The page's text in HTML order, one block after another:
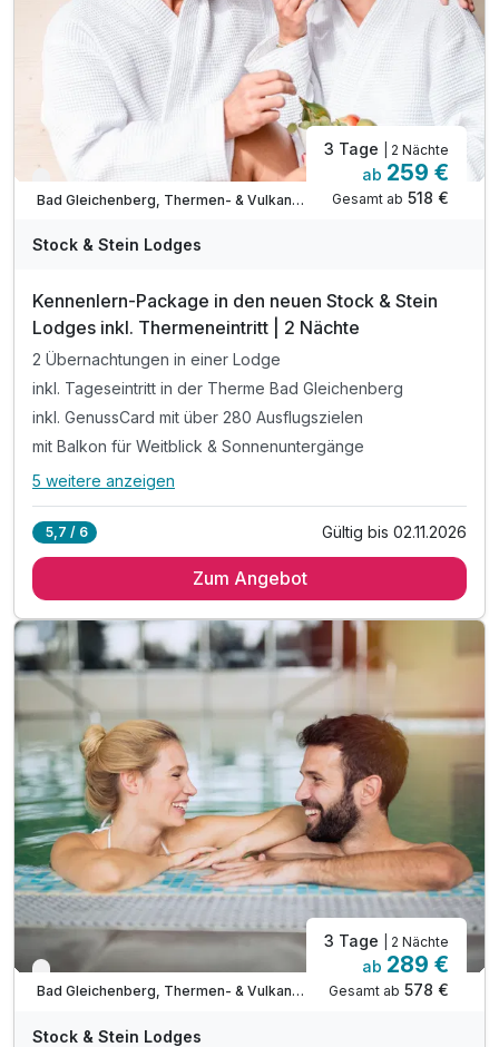
Nur noch bis Oktober
Bad Gleichenberg, Thermen- & Vulkanland Steiermark
3 Tage | 2 Nächte
ab 259 €
Gesamt ab 518 €
Stock & Stein Lodges
Kennenlern-Package in den neuen Stock & Stein
Lodges inkl. Thermeneintritt | 2 Nächte
2 Übernachtungen in einer Lodge
inkl. Tageseintritt in der Therme Bad Gleichenberg
inkl. GenussCard mit über 280 Ausflugszielen
mit Balkon für Weitblick & Sonnenuntergänge
Alle Inklusivleistungen
inkl. Tageseintritt in der Therme Bad Gleichenberg
mit Balkon für Weitblick & Sonnenuntergänge
inkl. Wald-Regendusche im Bad
inkl. Wohnbereich mit Sofa, Lesesessel, Esstisch
TIPP: Brothof Monschein Frühstücks-Platte
TIPP: Saziani Stubn Straden
TIPP: Einfach FiTZ in der Delikaterie
5 weitere anzeigen
5,7 / 6 Gültig bis 02.11.2026
Zum Angebot
Nur noch bis Oktober
Bad Gleichenberg, Thermen- & Vulkanland Steiermark
3 Tage | 2 Nächte
ab 289 €
Gesamt ab 578 €
Stock & Stein Lodges